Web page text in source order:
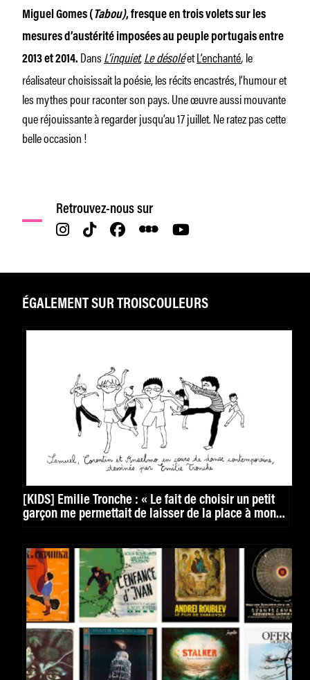
Miguel Gomes ( Tabou), fresque en trois volets sur les
mesures d’austérité imposées au peuple portugais entre
2013 et 2014. DansL’inquiet,Le désoléetL’enchanté,le
réalisateur choisissait la poésie, les récits encastrés, l’humour et
les mythes pour raconter son pays. Une œuvre aussi mouvante
que réjouissante à regarder jusqu’au 17 juillet. Ne ratez pas cette
belle occasion !
Retrouvez-nous sur
ÉGALEMENT SUR TROISCOULEURS
[KIDS] Émilie Tronche : « Le fait de choisir un petit
garçon me permettait de laisser de la place à mon